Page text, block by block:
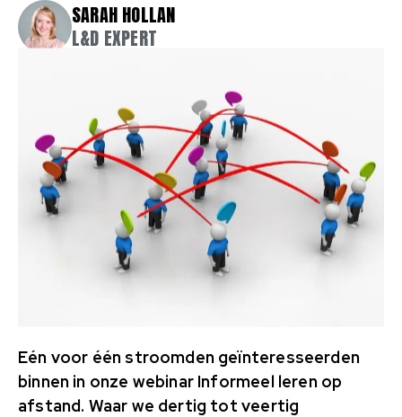
SARAH HOLLAN
L&D EXPERT
Eén voor één stroomden geïnteresseerden
binnen in onze webinar Informeel leren op
afstand. Waar we dertig tot veertig